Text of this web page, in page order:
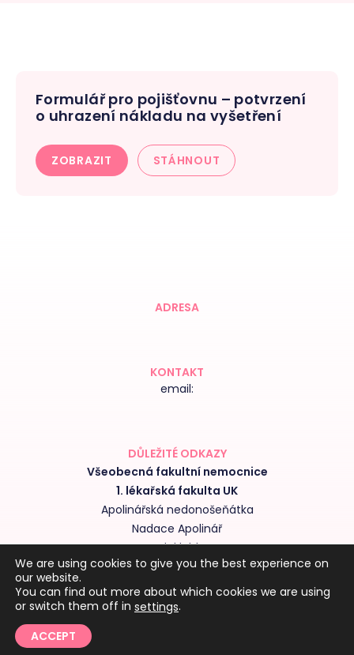
Formulář pro pojišťovnu – potvrzení
o uhrazení nákladu na vyšetření
ZOBRAZIT STÁHNOUT
ADRESA
KONTAKT
email:
DŮLEŽITÉ ODKAZY
Všeobecná fakultní nemocnice
1. lékařská fakulta UK
Apolinářská nedonošeňátka
Nadace Apolinář
Nedoklubko
Výroční zprávy kliniky
Obchodní podmínky
We are using cookies to give you the best experience on
our website.
You can find out more about which cookies we are using
or switch them off in settings.
ACCEPT